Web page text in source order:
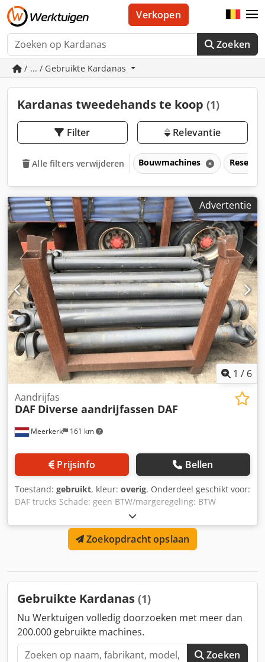
Zoeken
Verkopen
/ ... / Gebruikte Kardanas
Kardanas tweedehands te koop (1)
Filter Relevantie
Alle filters verwijderen Bouwmachines
Advertentie
1 / 6
Meerkerk 161 km
Aandrijfas
DAF Diverse aandrijfassen DAF
Prijsinfo Bellen
Toestand: gebruikt, kleur: overig, Onderdeel geschikt voor:
DAF trucks Schade: geen BTW/margeregeling: BTW
aftrekbaar Dodpfjur S Hwsx Aprokr
Zoekopdracht opslaan
Gebruikte Kardanas (1)
Nu Werktuigen volledig doorzoeken met meer dan
200.000 gebruikte machines.
Zoeken